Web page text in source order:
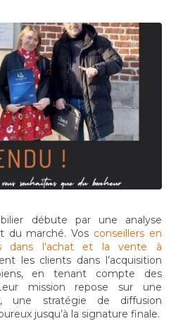
débute par une analyse
du marché. Vos conseillers en
dans l'achat et la vente à
les clients dans l’acquisition
en tenant compte des
mission repose sur une
une stratégie de diffusion
jusqu’à la signature finale.